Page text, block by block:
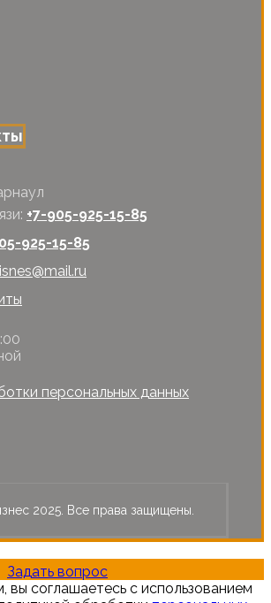
+7-905-925-15-85
925-15-85
персональных данных
2025. Все права защищены.
Задать вопрос
вы соглашаетесь с использованием